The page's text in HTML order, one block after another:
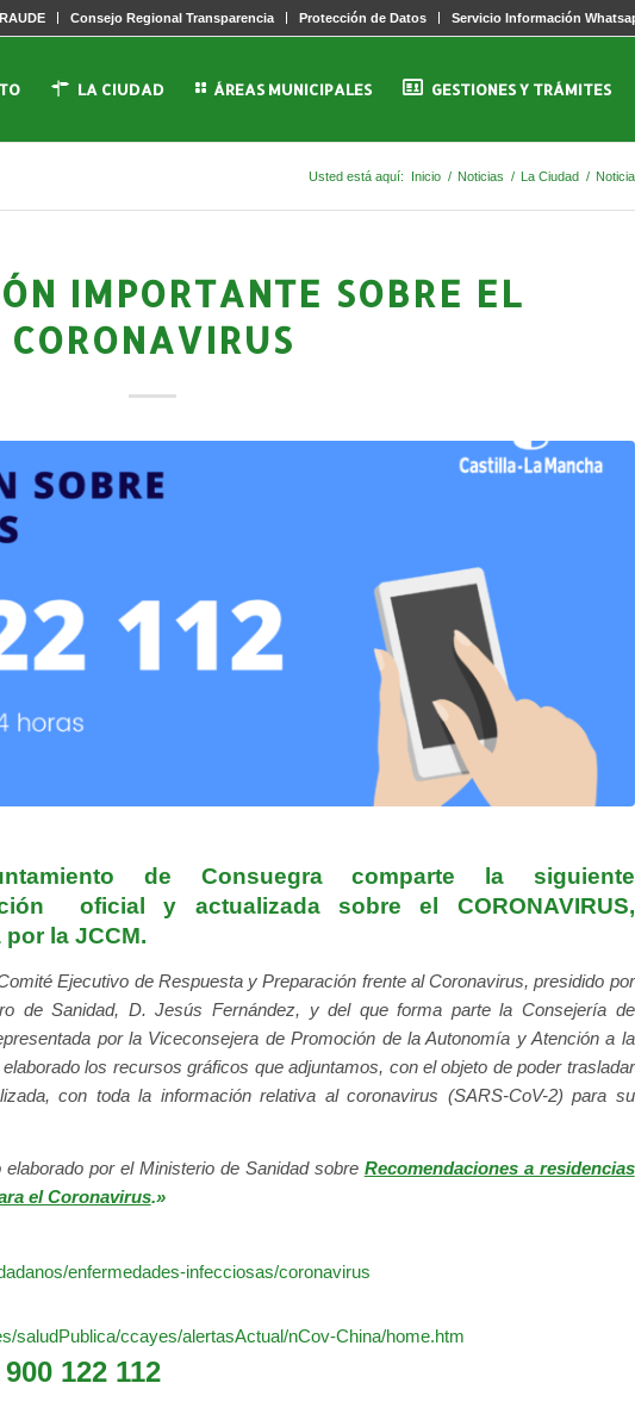
Consejo Regional Transparencia Protección de Datos Servicio Información
LA CIUDAD ÁREAS MUNICIPALES GESTIONES Y TRÁMITES
Usted está aquí: Inicio / Noticias / La Ciudad /
IMPORTANTE SOBRE EL
CORONAVIRUS
de Consuegra comparte la siguiente
oficial y actualizada sobre el CORONAVIRUS,
la JCCM.
Ejecutivo de Respuesta y Preparación frente al Coronavirus, presidido por
de Sanidad, D. Jesús Fernández, y del que forma parte la Consejería de
por la Viceconsejera de Promoción de la Autonomía y Atención a la
los recursos gráficos que adjuntamos, con el objeto de poder trasladar
con toda la información relativa al coronavirus (SARS-CoV-2) para su
por el Ministerio de Sanidad sobre Recomendaciones a residencias
el Coronavirus.»
enfermedades-infecciosas/coronavirus
saludPublica/ccayes/alertasActual/nCov-China/home.htm
900 122 112